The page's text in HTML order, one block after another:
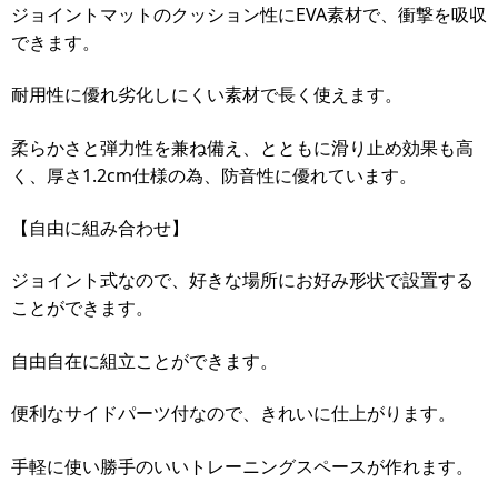
ジョイントマットのクッション性にEVA素材で、衝撃を吸収
できます。
耐用性に優れ劣化しにくい素材で長く使えます。
柔らかさと弾力性を兼ね備え、とともに滑り止め効果も高
く、厚さ1.2cm仕様の為、防音性に優れています。
【自由に組み合わせ】
ジョイント式なので、好きな場所にお好み形状で設置する
ことができます。
自由自在に組立ことができます。
便利なサイドパーツ付なので、きれいに仕上がります。
手軽に使い勝手のいいトレーニングスペースが作れます。